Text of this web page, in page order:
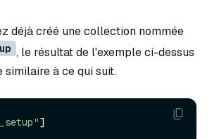
déjà créé une collection nommée
, le résultat de l'exemple ci-dessus
similaire à ce qui suit.
]